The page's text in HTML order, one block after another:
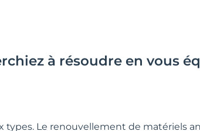
à résoudre en vous
Le renouvellement de matériels